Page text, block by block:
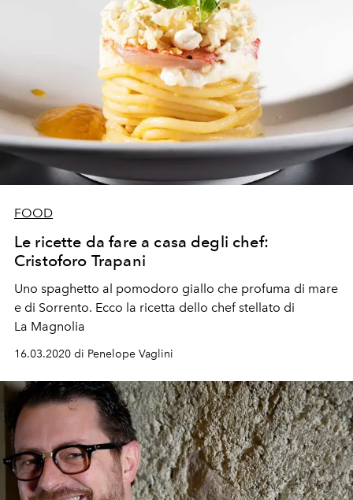
FOOD
Le ricette da fare a casa degli chef:
Cristoforo Trapani
Uno spaghetto al pomodoro giallo che profuma di mare
e di Sorrento. Ecco la ricetta dello chef stellato di
La Magnolia
16.03.2020 di Penelope Vaglini